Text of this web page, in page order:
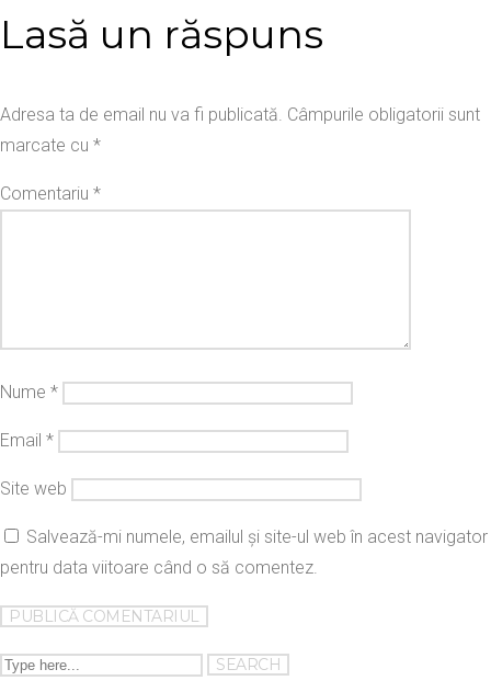
Lasă un răspuns
Adresa ta de email nu va fi publicată. Câmpurile obligatorii sunt
marcate cu *
Comentariu *
Nume *
Email *
Site web
Salvează-mi numele, emailul și site-ul web în acest navigator
pentru data viitoare când o să comentez.